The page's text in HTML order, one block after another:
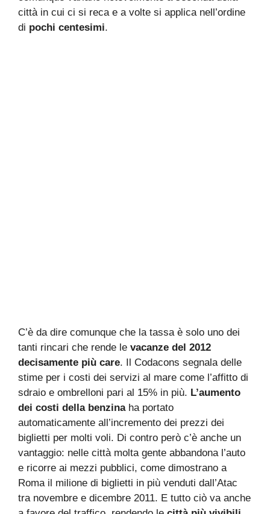
città in cui ci si reca e a volte si applica nell’ordine
di pochi centesimi.
C’è da dire comunque che la tassa è solo uno dei
tanti rincari che rende le vacanze del 2012
decisamente più care. Il Codacons segnala delle
stime per i costi dei servizi al mare come l’affitto di
sdraio e ombrelloni pari al 15% in più. L’aumento
dei costi della benzinaha portato
automaticamente all’incremento dei prezzi dei
biglietti per molti voli. Di contro però c’è anche un
vantaggio: nelle città molta gente abbandona l’auto
e ricorre ai mezzi pubblici, come dimostrano a
Roma il milione di biglietti in più venduti dall’Atac
tra novembre e dicembre 2011. E tutto ciò va anche